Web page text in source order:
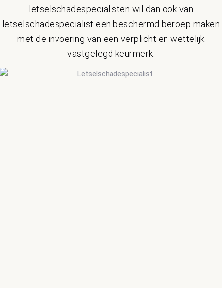
letselschadespecialisten wil dan ook van
letselschadespecialist een beschermd beroep maken
met de invoering van een verplicht en wettelijk
vastgelegd keurmerk.